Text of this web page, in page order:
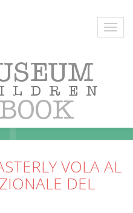
VOLA AL
DEL